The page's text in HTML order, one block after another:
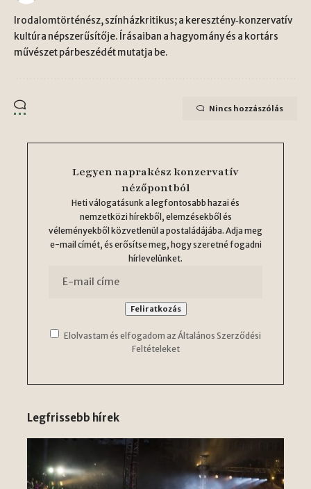
Irodalomtörténész, színházkritikus; a keresztény‑konzervatív
kultúra népszerűsítője. Írásaiban a hagyomány és a kortárs
művészet párbeszédét mutatja be.
Nincs hozzászólás
Legyen naprakész konzervatív
nézőpontból
Heti válogatásunk a legfontosabb hazai és
nemzetközi hírekből, elemzésekből és
véleményekből közvetlenül a postaládájába. Adja meg
e-mail címét, és erősítse meg, hogy szeretné fogadni
hírlevelünket.
Elolvastam és elfogadom az Általános Szerződési
Feltételeket
Legfrissebb hírek